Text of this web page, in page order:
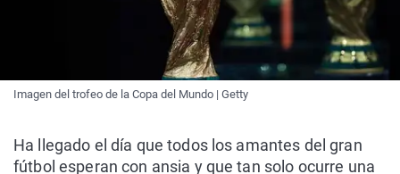
Imagen del trofeo de la Copa del Mundo | Getty
Ha llegado el día que todos los amantes del gran
fútbol esperan con ansia y que tan solo ocurre una